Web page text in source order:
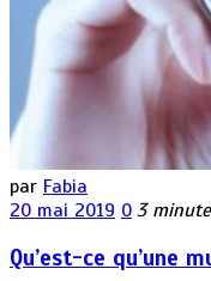
par Fabia
20 mai 2019 0 3
Qu’est-ce qu’une